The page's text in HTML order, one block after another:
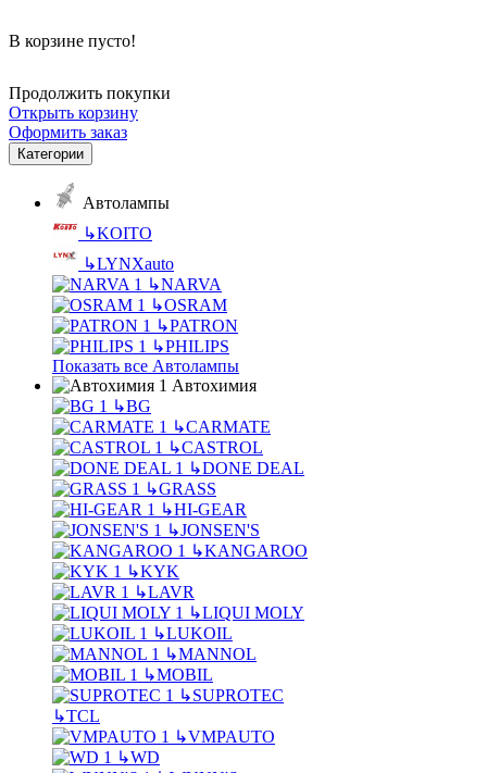
В корзине пусто!
Продолжить покупки
Открыть корзину
Оформить заказ
Категории
Автолампы
↳KOITO
↳LYNXauto
↳NARVA
↳OSRAM
↳PATRON
↳PHILIPS
Показать все Автолампы
Автохимия
↳BG
↳CARMATE
↳CASTROL
↳DONE DEAL
↳GRASS
↳HI-GEAR
↳JONSEN'S
↳KANGAROO
↳KYK
↳LAVR
↳LIQUI MOLY
↳LUKOIL
↳MANNOL
↳MOBIL
↳SUPROTEC
↳TCL
↳VMPAUTO
↳WD